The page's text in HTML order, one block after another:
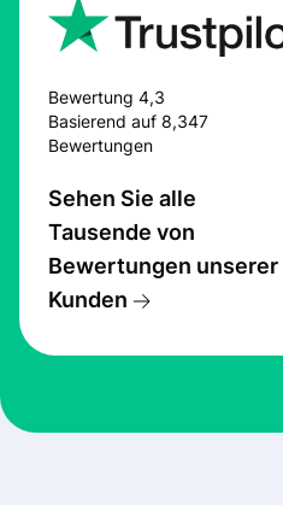
Bewertung 4,3
Basierend auf 8,347
Bewertungen
Sehen Sie alle
Tausende von
Bewertungen unserer
Kunden